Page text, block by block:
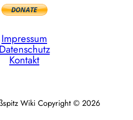
Impressum
Datenschutz
Kontakt
Wiki Copyright © 2026